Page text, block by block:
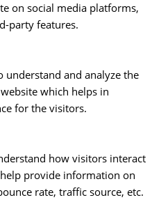
on social media platforms,
party features.
understand and analyze the
which helps in
for the visitors.
how visitors interact
provide information on
rate, traffic source, etc.